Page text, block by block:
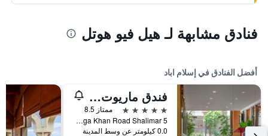
فنادق مشابهة لـ هيل فيو هوتل
أفضل الفنادق في إسلام اباد
فندق ماريوت إسلام آباد
5 نجوم
ممتاز 8.5
Aga Khan Road Shalimar 5, إسلام اباد, باكستان
0.0 كيلومتر عن وسط المدينة